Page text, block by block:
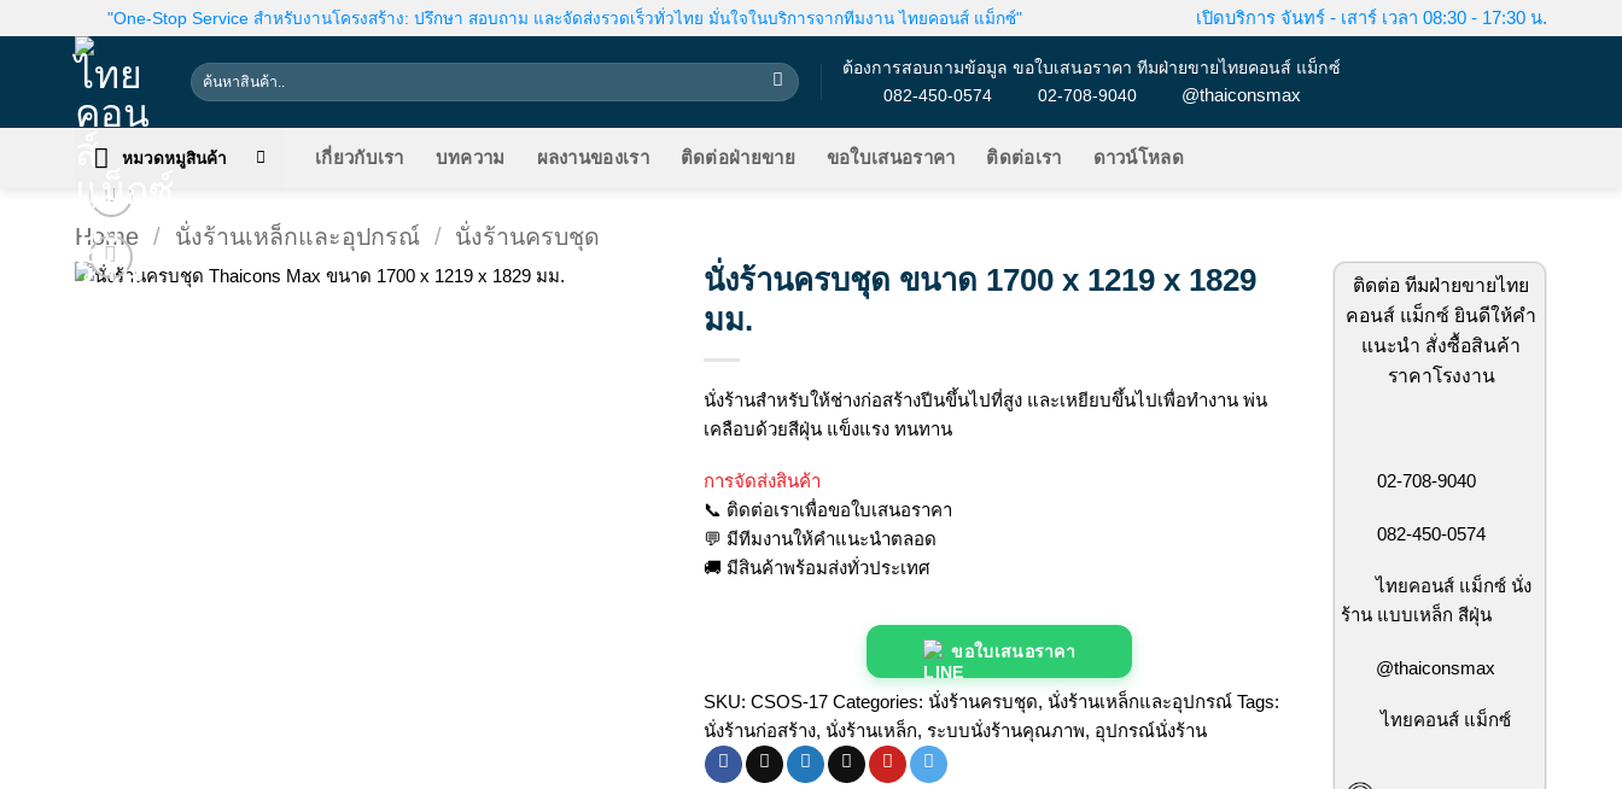
to
"One-Stop Service สำหรับงานโครงสร้าง: ปรึกษา สอบถาม และจัดส่งรวดเร็วทั่วไทย มั่นใจในบริการจากทีมงาน ไทยคอนส์ แม็กซ์" เปิดบริการ จันทร์ - เสาร์ เวลา 08:30 - 17:30 น.
Search
for:
ต้องการสอบถามข้อมูล ขอใบเสนอราคา ทีมฝ่ายขายไทยคอนส์ แม็กซ์
082-450-0574
02-708-9040 @thaiconsmax
หมวดหมูสินค้า เกี่ยวกับเรา บทความ ผลงานของเรา ติดต่อฝ่ายขาย ขอใบเสนอราคา ติดต่อเรา ดาวน์โหลด
Home / นั่งร้านเหล็กและอุปกรณ์ / นั่งร้านครบชุด
นั่งร้านครบชุด ขนาด 1700 x 1219 x 1829
มม.
นั่งร้านสำหรับให้ช่างก่อสร้างปีนขึ้นไปที่สูง และเหยียบขึ้นไปเพื่อทำงาน พ่น
เคลือบด้วยสีฝุ่น แข็งแรง ทนทาน
การจัดส่งสินค้า
📞 ติดต่อเราเพื่อขอใบเสนอราคา
💬 มีทีมงานให้คำแนะนำตลอด
🚚 มีสินค้าพร้อมส่งทั่วประเทศ
ขอใบเสนอราคา
SKU: CSOS-17 Categories: นั่งร้านครบชุด, นั่งร้านเหล็กและอุปกรณ์ Tags:
นั่งร้านก่อสร้าง, นั่งร้านเหล็ก, ระบบนั่งร้านคุณภาพ, อุปกรณ์นั่งร้าน
ติดต่อ ทีมฝ่ายขายไทย
คอนส์ แม็กซ์ ยินดีให้คำ
แนะนำ สั่งซื้อสินค้า
ราคาโรงงาน
02-708-9040
082-450-0574
ไทยคอนส์ แม็กซ์ นั่ง
ร้าน แบบเหล็ก สีฝุ่น
@thaiconsmax
ไทยคอนส์ แม็กซ์